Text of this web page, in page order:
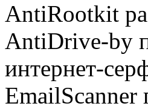
AntiRootkit
AntiDrive-by
интернет-
EmailScanner